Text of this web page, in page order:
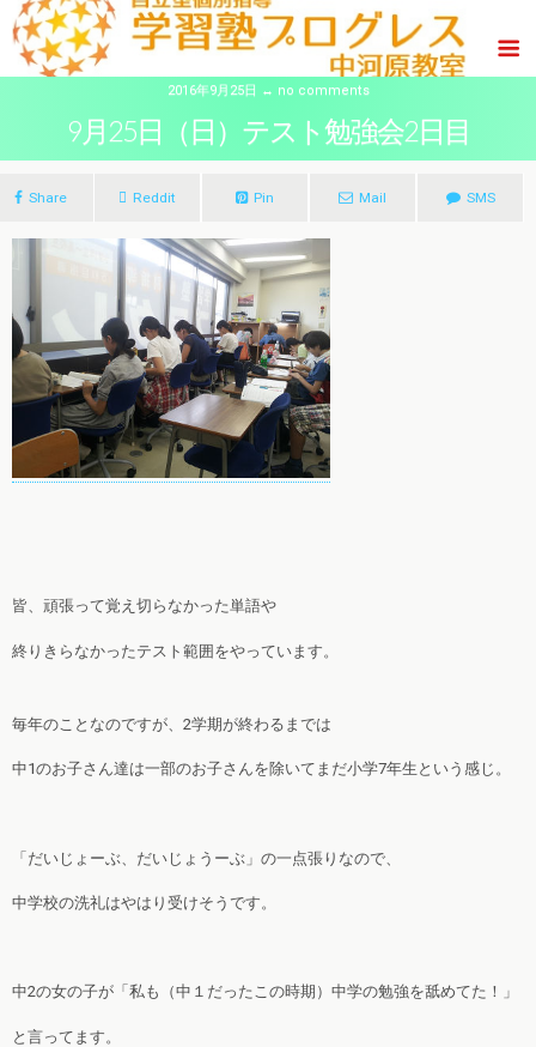
2016年9月25日 ↔ no comments
9月25日（日）テスト勉強会2日目
Share Reddit Pin Mail SMS
皆、頑張って覚え切らなかった単語や
終りきらなかったテスト範囲をやっています。
毎年のことなのですが、2学期が終わるまでは
中1のお子さん達は一部のお子さんを除いてまだ小学7年生という感じ。
「だいじょーぶ、だいじょうーぶ」の一点張りなので、
中学校の洗礼はやはり受けそうです。
中2の女の子が「私も（中１だったこの時期）中学の勉強を舐めてた！」
と言ってます。